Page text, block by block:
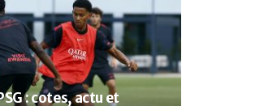
: cotes, actu et